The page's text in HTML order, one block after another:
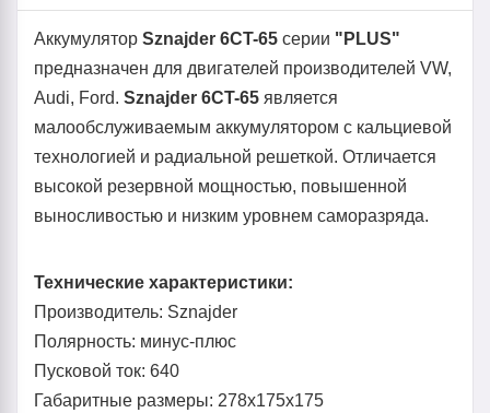
Аккумулятор Sznajder 6CT-65 серии "PLUS"
предназначен для двигателей производителей VW,
Audi, Ford. Sznajder 6CT-65 является
малообслуживаемым аккумулятором с кальциевой
технологией и радиальной решеткой. Отличается
высокой резервной мощностью, повышенной
выносливостью и низким уровнем саморазряда.
Технические характеристики:
Производитель: Sznajder
Полярность: минус-плюс
Пусковой ток: 640
Габаритные размеры: 278x175x175